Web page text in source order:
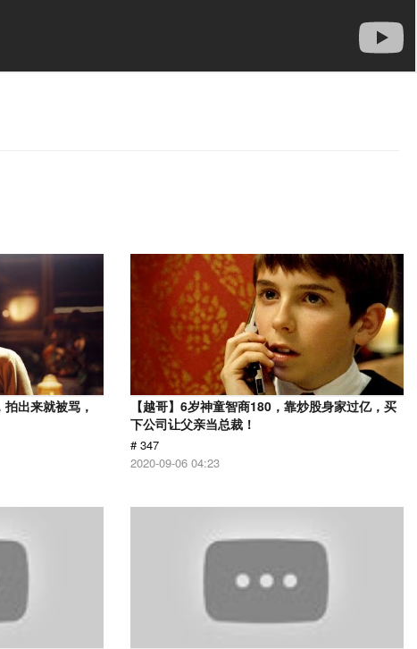
出来就被骂，
【越哥】6岁神童智商180，靠炒股身家过亿，买
下公司让父亲当总裁！
# 347
2020-09-06 04:23